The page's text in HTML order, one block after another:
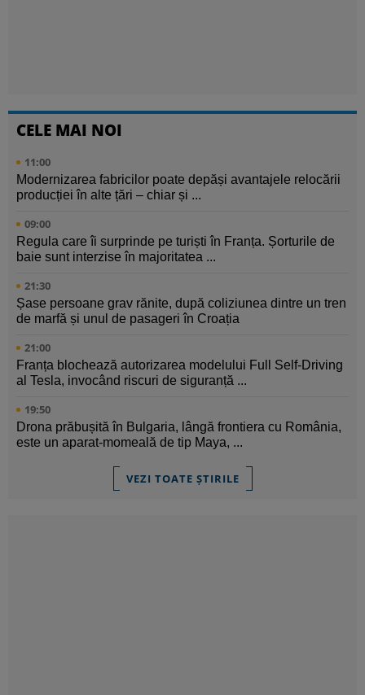
CELE MAI NOI
11:00
Modernizarea fabricilor poate depăși avantajele relocării
producției în alte țări – chiar și ...
09:00
Regula care îi surprinde pe turiști în Franța. Șorturile de
baie sunt interzise în majoritatea ...
21:30
Șase persoane grav rănite, după coliziunea dintre un tren
de marfă și unul de pasageri în Croația
21:00
Franța blochează autorizarea modelului Full Self-Driving
al Tesla, invocând riscuri de siguranță ...
19:50
Drona prăbușită în Bulgaria, lângă frontiera cu România,
este un aparat-momeală de tip Maya, ...
VEZI TOATE ȘTIRILE